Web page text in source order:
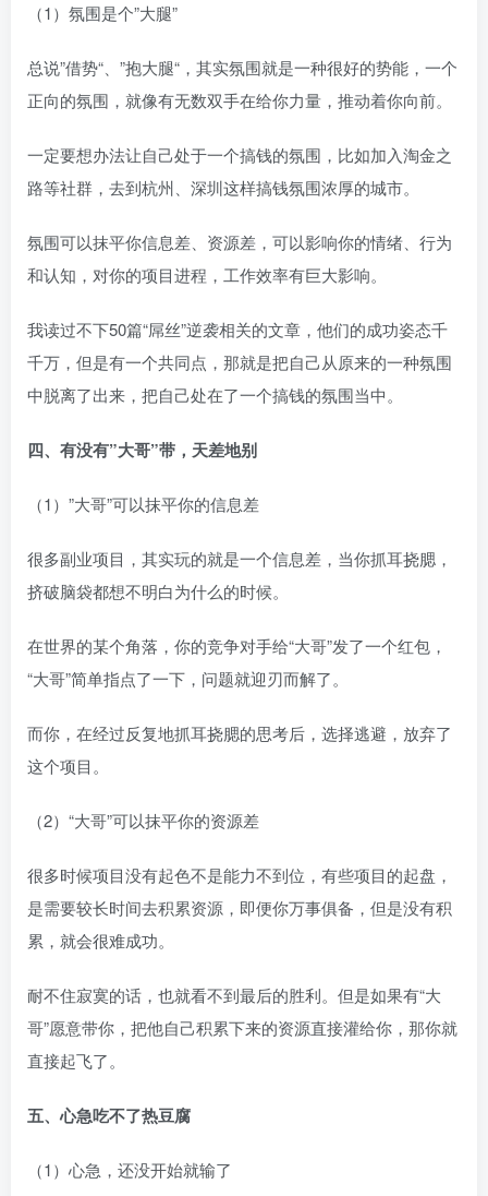
（1）氛围是个”大腿”​
总说”借势“、”抱大腿“，其实氛围就是一种很好的势能，一个
正向的氛围，就像有无数双手在给你力量，推动着你向前。​
一定要想办法让自己处于一个搞钱的氛围，比如加入淘金之
路等社群，去到杭州、深圳这样搞钱氛围浓厚的城市。​
氛围可以抹平你信息差、资源差，可以影响你的情绪、行为
和认知，对你的项目进程，工作效率有巨大影响。​
我读过不下50篇“屌丝”逆袭相关的文章，他们的成功姿态千
千万，但是有一个共同点，那就是把自己从原来的一种氛围
中脱离了出来，把自己处在了一个搞钱的氛围当中。​
四、有没有”大哥”带，天差地别​
（1）”大哥”可以抹平你的信息差​
很多副业项目，其实玩的就是一个信息差，当你抓耳挠腮，
挤破脑袋都想不明白为什么的时候。​
在世界的某个角落，你的竞争对手给“大哥”发了一个红包，
“大哥”简单指点了一下，问题就迎刃而解了。​
而你，在经过反复地抓耳挠腮的思考后，选择逃避，放弃了
这个项目。​
（2）“大哥”可以抹平你的资源差​
很多时候项目没有起色不是能力不到位，有些项目的起盘，
是需要较长时间去积累资源，即便你万事俱备，但是没有积
累，就会很难成功。​
耐不住寂寞的话，也就看不到最后的胜利。但是如果有“大
哥”愿意带你，把他自己积累下来的资源直接灌给你，那你就
直接起飞了。​
五、心急吃不了热豆腐​
（1）心急，还没开始就输了​